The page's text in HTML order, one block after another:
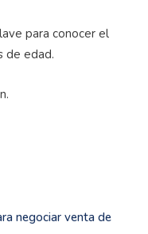
para conocer el
de edad.
negociar venta de